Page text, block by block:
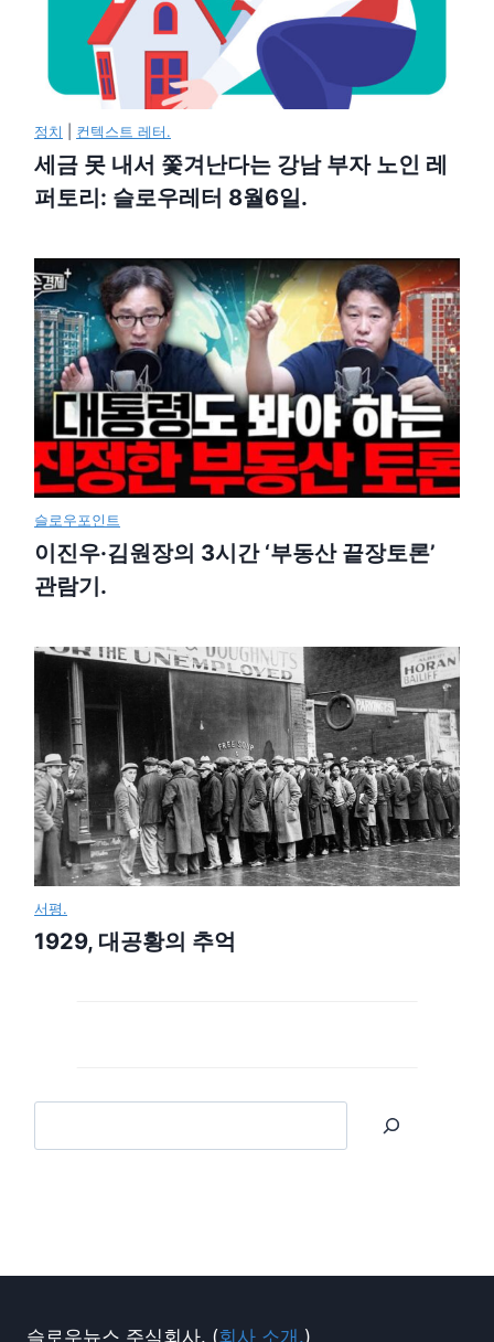
정치 컨텍스트 레터.
세금 못 내서 쫓겨난다는 강남 부자 노인 레
퍼토리: 슬로우레터 8월6일.
슬로우포인트
이진우·김원장의 3시간 ‘부동산 끝장토론’
관람기.
서평.
1929, 대공황의 추억
슬로우뉴스 주식회사. (회사 소개.)